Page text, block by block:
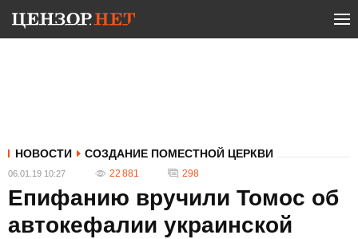
НОВОСТИ СОЗДАНИЕ ПОМЕСТНОЙ ЦЕРКВИ
06.01.19 10:27 22 881 298
Епифанию вручили Томос об
автокефалии украинской